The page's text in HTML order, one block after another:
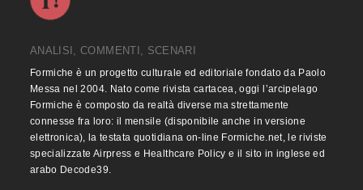
ANALISI, COMMENTI, SCENARI
Formiche è un progetto culturale ed editoriale fondato da Paolo
Messa nel 2004. Nato come rivista cartacea, oggi l’arcipelago
Formiche è composto da realtà diverse ma strettamente
connesse fra loro: il mensile (disponibile anche in versione
elettronica), la testata quotidiana on-line Formiche.net, le riviste
specializzate Airpress e Healthcare Policy e il sito in inglese ed
arabo Decode39.